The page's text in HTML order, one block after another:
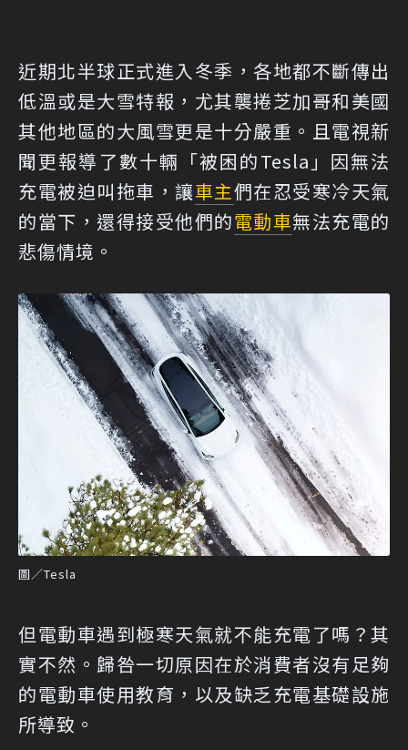
近期北半球正式進入冬季，各地都不斷傳出
低溫或是大雪特報，尤其襲捲芝加哥和美國
其他地區的大風雪更是十分嚴重。且電視新
聞更報導了數十輛「被困的Tesla」因無法
充電被迫叫拖車，讓車主們在忍受寒冷天氣
的當下，還得接受他們的電動車無法充電的
悲傷情境。
圖／Tesla
但電動車遇到極寒天氣就不能充電了嗎？其
實不然。歸咎一切原因在於消費者沒有足夠
的電動車使用教育，以及缺乏充電基礎設施
所導致。